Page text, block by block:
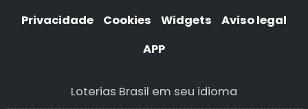
Privacidade
Cookies Widgets
Aviso legal
APP
Loterias Brasil em seu idioma